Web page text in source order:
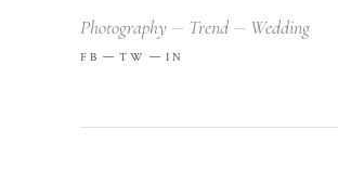
Photography Trend Wedding
FB TW IN